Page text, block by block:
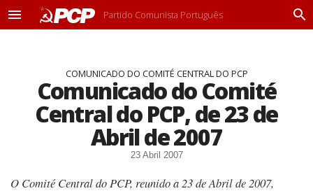
M
Partido Comunista Português
P
COMUNICADO DO COMITÉ CENTRAL DO PCP
Comunicado do Comité
Central do PCP, de 23 de
Abril de 2007
23 Abril 2007
O Comité Central do PCP, reunido a 23 de Abril de 2007,